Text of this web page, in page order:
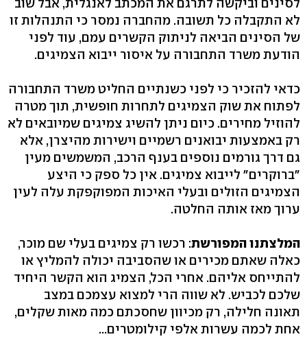
לא התקבלה כל תשובה. מהחברה נמסר כי התנהלות זו
של הסינים הביאה לניתוק הקשרים עמם, עוד לפני
הודעת משרד התחבורה על איסור ייבוא הצמיגים.
כדאי להזכיר כי לפני כשנתיים החליט משרד התחבורה
לפתוח את שוק הצמיגים לתחרות חופשית, תוך מטרה
להוזיל מחירים. כיום ניתן להשיג צמיגים שמיובאים לא
רק באמצעות יבואנים רשמיים וישירות מהיצרן, אלא
גם דרך גורמים נוספים בענף הרכב, המשמשים מעין
"ברוקרים" לייבוא צמיגים. אין כל ספק כי היצע
הצמיגים הזולים ובעלי האיכות המפוקפקת עלה לעין
ערוך מאז אותה החלטה.
המלצתנו המפורשת: רכשו רק צמיגים בעלי שם מוכר,
כאלה שאתם מכירים או שהסביבה יכולה להמליץ או
להתייחס אליהם. אחרי הכל, הצמיג הוא הקשר היחיד
שלכם לכביש. לא שווה הרי למצוא עצמכם במצב
תאונה חלילה, רק מכיוון שחסכתם כמה מאות שקלים,
אחת לכמה עשרות אלפי קילומטרים...